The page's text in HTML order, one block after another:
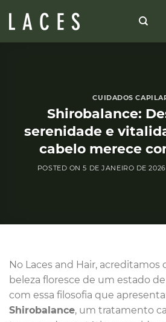
CUIDADOS
Shirobalance:
serenidade e
cabelo merece
POSTED ON5 DE JANEIRO DE 2026
No Laces and Hair, acreditamos
beleza floresce de um estado
com essa filosofia que
Shirobalance, um tratamento